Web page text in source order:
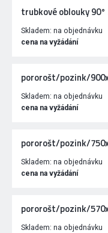
trubkové oblouky 90°
Skladem: na objednávku
cena na vyžádání
pororošt/pozink/
Skladem: na objednávku
cena na vyžádání
pororošt/pozink/
Skladem: na objednávku
cena na vyžádání
pororošt/pozink/
Skladem: na objednávku